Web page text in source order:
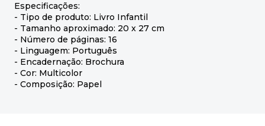
Especificações:
- Tipo de produto: Livro Infantil
- Tamanho aproximado: 20 x 27 cm
- Número de páginas: 16
- Linguagem: Português
- Encadernação: Brochura
- Cor: Multicolor
- Composição: Papel